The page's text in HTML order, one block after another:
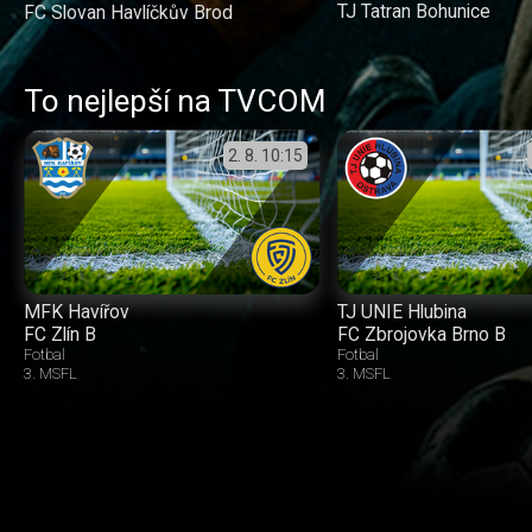
FC Slovan Havlíčkův Brod
TJ Tatran Bohunice
To nejlepší na TVCOM
2. 8. 10:15
MFK Havířov
FC Zlín B
Fotbal
3. MSFL
TJ UNIE Hlubina
FC Zbrojovka Brno B
Fotbal
3. MSFL